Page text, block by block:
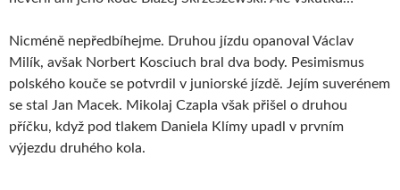
Nicméně nepředbíhejme. Druhou jízdu opanoval Václav
Milík, avšak Norbert Kosciuch bral dva body. Pesimismus
polského kouče se potvrdil v juniorské jízdě. Jejím suverénem
se stal Jan Macek. Mikolaj Czapla však přišel o druhou
příčku, když pod tlakem Daniela Klímy upadl v prvním
výjezdu druhého kola.